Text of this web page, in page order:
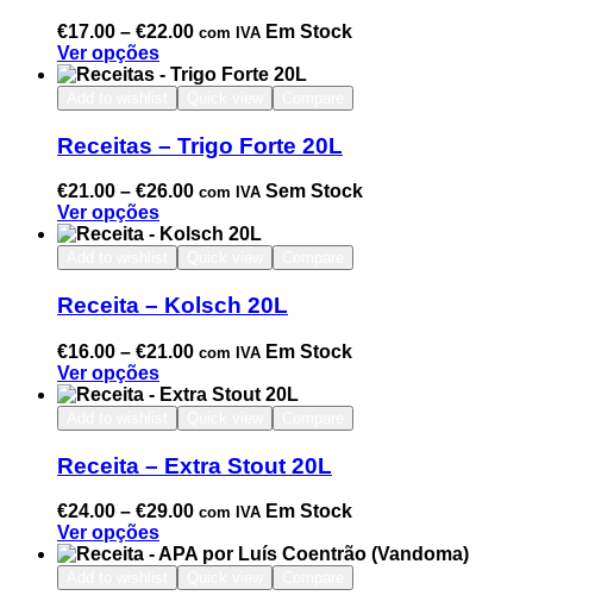
€17.00 – €22.00 com IVA Em Stock
Ver opções
Receitas – Trigo Forte 20L
€21.00 – €26.00 com IVA Sem Stock
Ver opções
Receita – Kolsch 20L
€16.00 – €21.00 com IVA Em Stock
Ver opções
Receita – Extra Stout 20L
€24.00 – €29.00 com IVA Em Stock
Ver opções